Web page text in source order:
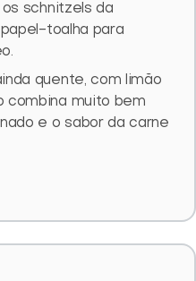
schnitzels da
toalha para
quente, com limão
combina muito bem
e o sabor da carne